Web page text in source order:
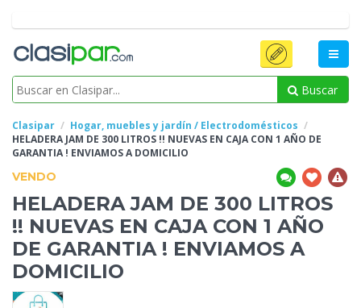
Buscar
Clasipar
Hogar, muebles y jardín / Electrodomésticos
HELADERA JAM DE 300 LITROS !! NUEVAS EN CAJA CON 1 AÑO DE
GARANTIA ! ENVIAMOS A DOMICILIO
VENDO
HELADERA JAM DE 300 LITROS
!! NUEVAS EN CAJA CON 1 AÑO
DE GARANTIA ! ENVIAMOS A
DOMICILIO